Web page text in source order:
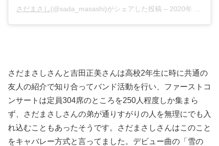
さだまさし(@sada_masashi)がシェアした投稿 – 2020年 8月月25日午前4時20分PDT
さだまさしさんと吉田正美さんは高校2年生に時に共通の
友人の紹介で知り合ってバンド活動を行い、ファーストコ
ンサートは定員304席のところを250人程度しか集まら
ず、さだまさしさんの弟が通りすがりの人を無理にでも入
れ込むこともあったそうです。さだまさしさんはこのこと
をキャバレー方式と言ってました。デビュー曲の「雪の